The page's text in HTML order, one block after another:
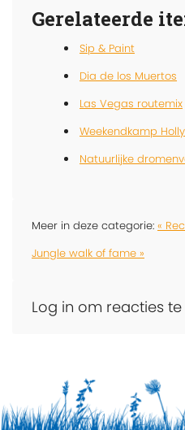
Gerelateerde
Sip & Paint
Dia de los Muertos
Las Vegas routemix
Weekendkamp
Natuurlijke
Meer in deze categorie: «
Jungle walk of fame »
Log in om reacties